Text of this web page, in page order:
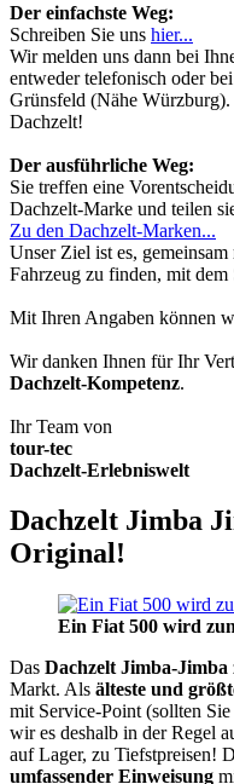
Der einfachste Weg:
Schreiben Sie uns hier...
Wir melden uns dann bei
entweder telefonisch oder
Grünsfeld (Nähe
Dachzelt!
Der ausführliche Weg:
Sie treffen eine
Dachzelt-Marke und teilen
Zu den Dachzelt-Marken...
Unser Ziel ist es,
Fahrzeug zu finden, mit dem
Mit Ihren Angaben können
Wir danken Ihnen für Ihr
Dachzelt-Kompetenz.
Ihr Team von
tour-tec
Dachzelt-Erlebniswelt
Dachzelt Jimba
Original!
Ein Fiat 500 wird
Das Dachzelt Jimba-Jimba
Markt. Als älteste und
mit Service-Point (sollten
wir es deshalb in der Regel
auf Lager, zu Tiefstpreisen!
umfassender Einweisung